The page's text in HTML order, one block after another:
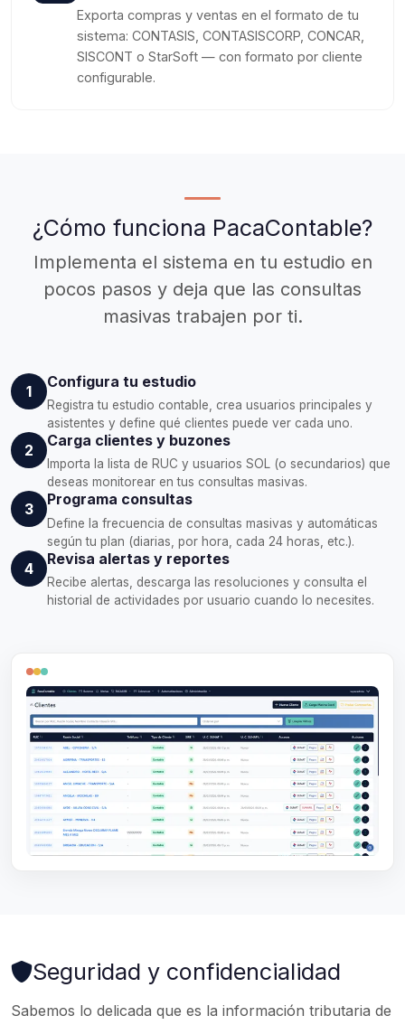
Exporta compras y ventas en el formato de tu
sistema: CONTASIS, CONTASISCORP, CONCAR,
SISCONT o StarSoft — con formato por cliente
configurable.
¿Cómo funciona PacaContable?
Implementa el sistema en tu estudio en
pocos pasos y deja que las consultas
masivas trabajen por ti.
1
Configura tu estudio
Registra tu estudio contable, crea usuarios principales y
asistentes y define qué clientes puede ver cada uno.
2
Carga clientes y buzones
Importa la lista de RUC y usuarios SOL (o secundarios) que
deseas monitorear en tus consultas masivas.
3
Programa consultas
Define la frecuencia de consultas masivas y automáticas
según tu plan (diarias, por hora, cada 24 horas, etc.).
4
Revisa alertas y reportes
Recibe alertas, descarga las resoluciones y consulta el
historial de actividades por usuario cuando lo necesites.
Seguridad y confidencialidad
Sabemos lo delicada que es la información tributaria de